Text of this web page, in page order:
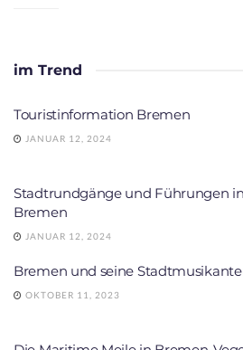
im Trend
Touristinformation Bremen
JANUAR 12, 2024
Stadtrundgänge und Führungen in
Bremen
JANUAR 12, 2024
Bremen und seine
OKTOBER 11, 2023